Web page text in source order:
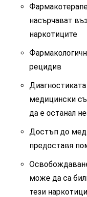
насърчават
наркотиците
рецидив
медицински
да е останал
Достъп до
предоставя
може да са
тези